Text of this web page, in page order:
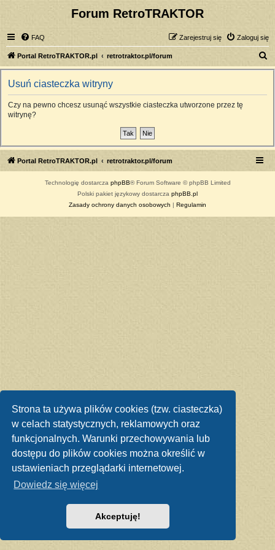
Strona ta używa plików cookies (tzw. ciasteczka)
w celach statystycznych, reklamowych oraz
funkcjonalnych. Warunki przechowywania lub
dostępu do plików cookies można określić w
ustawieniach przeglądarki internetowej.
Dowiedz się więcej
Akceptuję!
Forum RetroTRAKTOR
FAQ Zaloguj się
Zarejestruj się
Portal RetroTRAKTOR.pl retrotraktor.pl/forum
z
Usuń ciasteczka witryny
Czy na pewno chcesz usunąć wszystkie ciasteczka utworzone przez tę
witrynę?
Portal RetroTRAKTOR.pl retrotraktor.pl/forum
Technologię dostarcza phpBB® Forum Software © phpBB Limited
Polski pakiet językowy dostarcza phpBB.pl
Zasady ochrony danych osobowych | Regulamin